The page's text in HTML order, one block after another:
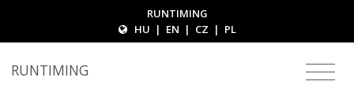
RUNTIMING
HU | EN | CZ | PL
RUNTIMING